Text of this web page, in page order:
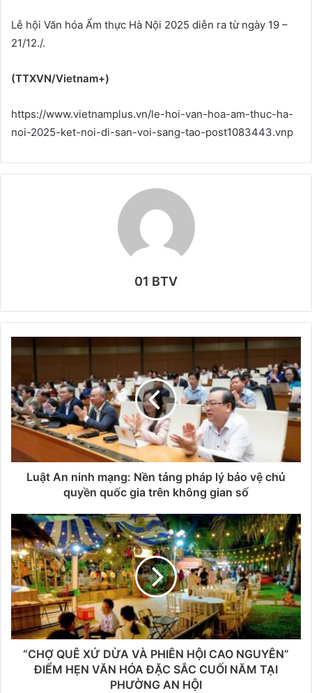
Lễ hội Văn hóa Ẩm thực Hà Nội 2025 diễn ra từ ngày 19 –
21/12./.
(TTXVN/Vietnam+)
https://www.vietnamplus.vn/le-hoi-van-hoa-am-thuc-ha-
noi-2025-ket-noi-di-san-voi-sang-tao-post1083443.vnp
01 BTV
Luật An ninh mạng: Nền tảng pháp lý bảo vệ chủ
quyền quốc gia trên không gian số
“CHỢ QUÊ XỨ DỪA VÀ PHIÊN HỘI CAO NGUYÊN”
ĐIỂM HẸN VĂN HÓA ĐẶC SẮC CUỐI NĂM TẠI
PHƯỜNG AN HỘI